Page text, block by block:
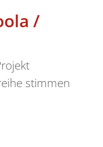
/
stimmen